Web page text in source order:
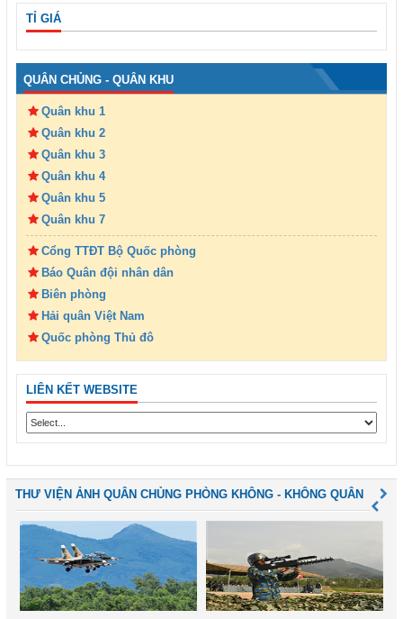
TỈ GIÁ
QUÂN CHỦNG - QUÂN KHU
Quân khu 1
Quân khu 2
Quân khu 3
Quân khu 4
Quân khu 5
Quân khu 7
Cổng TTĐT Bộ Quốc phòng
Báo Quân đội nhân dân
Biên phòng
Hải quân Việt Nam
Quốc phòng Thủ đô
LIÊN KẾT WEBSITE
THƯ VIỆN ẢNH QUÂN CHỦNG PHÒNG KHÔNG - KHÔNG QUÂN